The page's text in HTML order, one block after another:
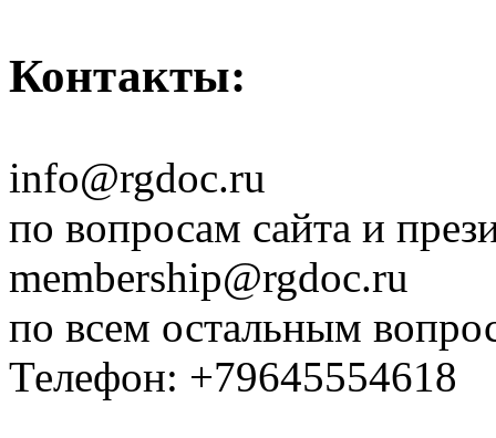
Контакты:
info@rgdoc.ru
по вопросам сайта и
membership@rgdoc.ru
по всем остальным
Телефон: +79645554618